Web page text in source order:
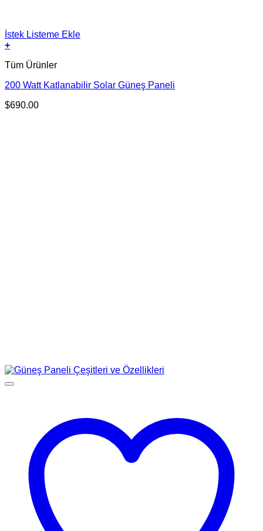
İstek Listeme Ekle
+
Tüm Ürünler
200 Watt Katlanabilir Solar Güneş Paneli
$690.00